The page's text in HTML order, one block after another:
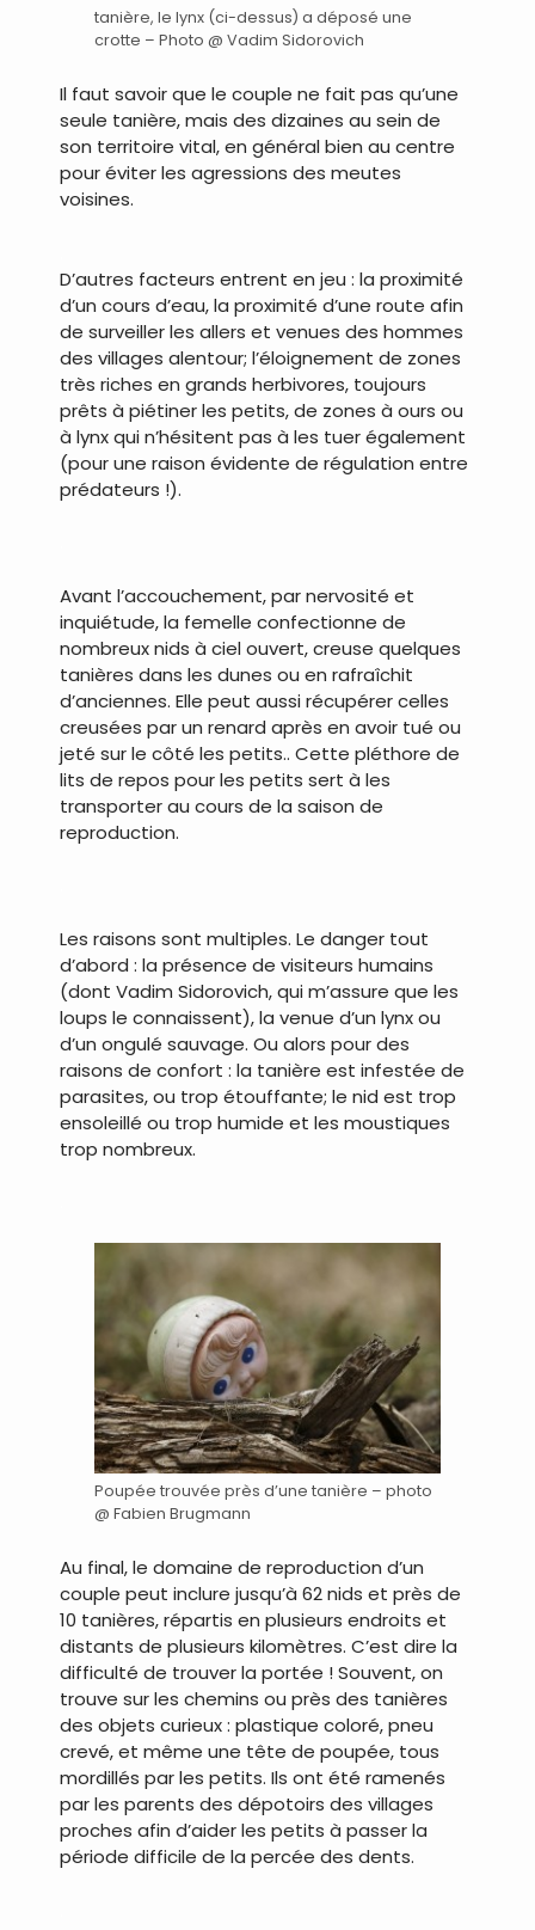
tanière, le lynx (ci-dessus) a déposé une
crotte – Photo @ Vadim Sidorovich
Il faut savoir que le couple ne fait pas qu’une
seule tanière, mais des dizaines au sein de
son territoire vital, en général bien au centre
pour éviter les agressions des meutes
voisines.
D’autres facteurs entrent en jeu : la proximité
d’un cours d’eau, la proximité d’une route afin
de surveiller les allers et venues des hommes
des villages alentour; l’éloignement de zones
très riches en grands herbivores, toujours
prêts à piétiner les petits, de zones à ours ou
à lynx qui n’hésitent pas à les tuer également
(pour une raison évidente de régulation entre
prédateurs !).
Avant l’accouchement, par nervosité et
inquiétude, la femelle confectionne de
nombreux nids à ciel ouvert, creuse quelques
tanières dans les dunes ou en rafraîchit
d’anciennes. Elle peut aussi récupérer celles
creusées par un renard après en avoir tué ou
jeté sur le côté les petits.. Cette pléthore de
lits de repos pour les petits sert à les
transporter au cours de la saison de
reproduction.
Les raisons sont multiples. Le danger tout
d’abord : la présence de visiteurs humains
(dont Vadim Sidorovich, qui m’assure que les
loups le connaissent), la venue d’un lynx ou
d’un ongulé sauvage. Ou alors pour des
raisons de confort : la tanière est infestée de
parasites, ou trop étouffante; le nid est trop
ensoleillé ou trop humide et les moustiques
trop nombreux.
Poupée trouvée près d’une tanière – photo
@ Fabien Brugmann
Au final, le domaine de reproduction d’un
couple peut inclure jusqu’à 62 nids et près de
10 tanières, répartis en plusieurs endroits et
distants de plusieurs kilomètres. C’est dire la
difficulté de trouver la portée ! Souvent, on
trouve sur les chemins ou près des tanières
des objets curieux : plastique coloré, pneu
crevé, et même une tête de poupée, tous
mordillés par les petits. Ils ont été ramenés
par les parents des dépotoirs des villages
proches afin d’aider les petits à passer la
période difficile de la percée des dents.